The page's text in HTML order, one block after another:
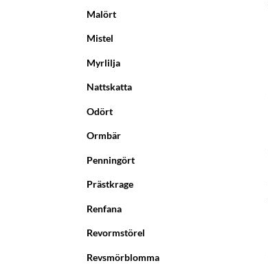
Malört
Mistel
Myrlilja
Nattskatta
Odört
Ormbär
Penningört
Prästkrage
Renfana
Revormstörel
Revsmörblomma